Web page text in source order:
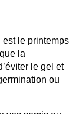
est le printemps
la
le gel et
ou